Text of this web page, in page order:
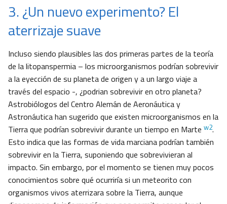
3. ¿Un nuevo experimento? El
aterrizaje suave
Incluso siendo plausibles las dos primeras partes de la teoría
de la litopanspermia – los microorganismos podrían sobrevivir
a la eyección de su planeta de origen y a un largo viaje a
través del espacio -, ¿podrian sobrevivir en otro planeta?
Astrobiólogos del Centro Alemán de Aeronáutica y
Astronáutica han sugerido que existen microorganismos en la
Tierra que podrían sobrevivir durante un tiempo en Marte w2.
Esto indica que las formas de vida marciana podrían también
sobrevivir en la Tierra, suponiendo que sobrevivieran al
impacto. Sin embargo, por el momento se tienen muy pocos
conocimientos sobre qué ocurriría si un meteorito con
organismos vivos aterrizara sobre la Tierra, aunque